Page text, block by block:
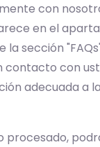
con
en el
la sección
contacto con
adecuada a
procesado,